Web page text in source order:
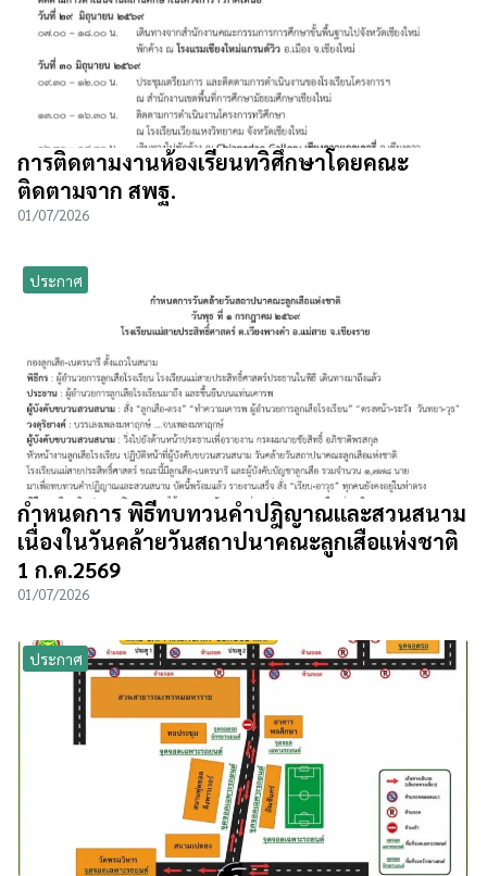
การติดตามงานห้องเรียนทวิศึกษาโดยคณะ
ติดตามจาก สพฐ.
01/07/2026
ประกาศ
กำหนดการ พิธีทบทวนคำปฎิญาณและสวนสนาม
เนื่องในวันคล้ายวันสถาปนาคณะลูกเสือแห่งชาติ
1 ก.ค.2569
01/07/2026
ประกาศ